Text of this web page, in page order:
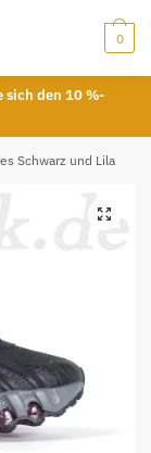
0
sich den 10 %-
Schwarz und Lila